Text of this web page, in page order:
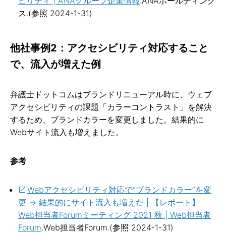
ス.(参照 2024-1-31)
他社事例2：アクセシビリティ対応すること
で、流入が増えた例
弁護士ドットコムはブランドリニューアル時に、ウェブ
アクセシビリティの課題「カラーコントラスト」を解決
するため、ブランドカラーを変更しました。結果的に
Webサイト流入も増えました。
参考
Webアクセシビリティ対応で“ブランドカラー”を変
更 → 結果的にサイト流入も増えた | 【レポート】
Web担当者Forumミーティング 2021 秋 | Web担当者
Forum.Web担当者Forum.(参照 2024-1-31)